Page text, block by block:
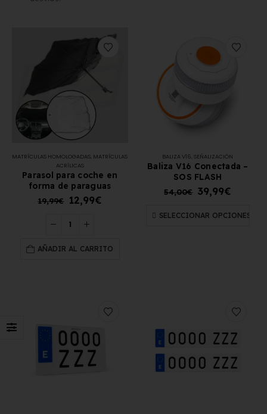
MATRÍCULAS HOMOLOGADAS, MATRÍCULAS
ACRÍLICAS
Parasol para coche en
forma de paraguas
19,99€ 12,99€
AÑADIR AL CARRITO
BALIZA V16,SEÑALIZACIÓN
Baliza V16 Conectada –
SOS FLASH
54,00€ 39,99€
SELECCIONAR OPCIONES